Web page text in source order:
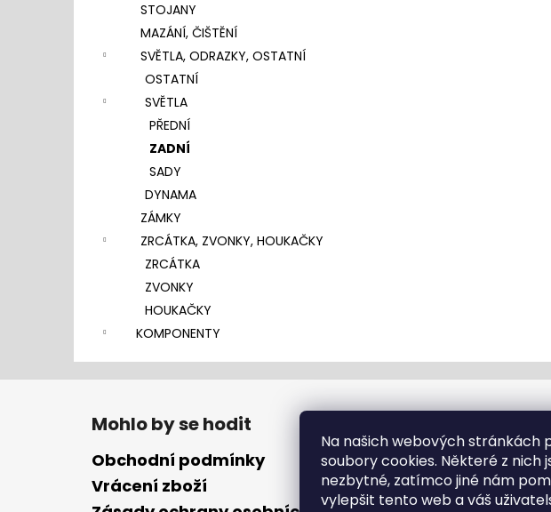
Na našich webových stránkách
soubory cookies. Některé z nich
nezbytné, zatímco jiné nám
vylepšit tento web a váš
STOJANY
MAZÁNÍ, ČIŠTĚNÍ
SVĚTLA, ODRAZKY, OSTATNÍ
OSTATNÍ
SVĚTLA
PŘEDNÍ
ZADNÍ
SADY
DYNAMA
ZÁMKY
ZRCÁTKA, ZVONKY, HOUKAČKY
ZRCÁTKA
ZVONKY
HOUKAČKY
KOMPONENTY
Z
Mohlo by se hodit
Obchodní podmínky
Vrácení zboží